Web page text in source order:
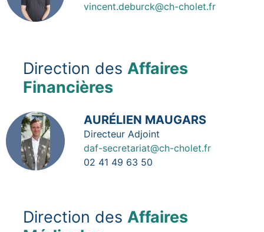
vincent.deburck@ch-cholet.fr
Direction des Affaires
Financières
Image AURÉLIEN MAUGARS
Fonction
Directeur Adjoint
daf-secretariat@ch-cholet.fr
02 41 49 63 50
Direction des Affaires